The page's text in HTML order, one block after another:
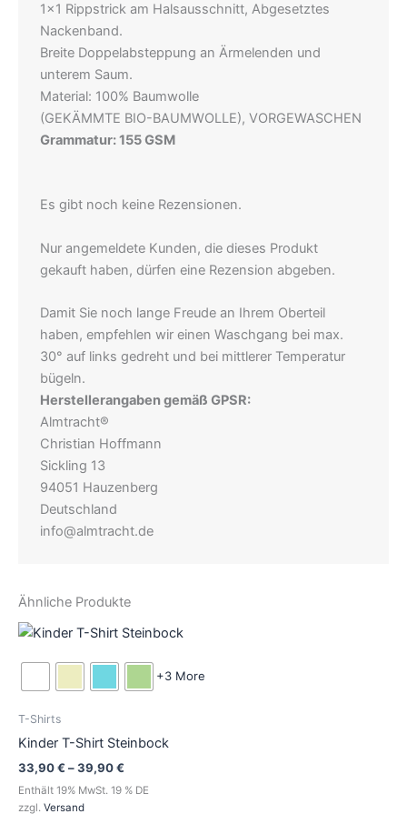
1×1 Rippstrick am Halsausschnitt, Abgesetztes
Nackenband.
Breite Doppelabsteppung an Ärmelenden und
unterem Saum.
Material: 100% Baumwolle
(GEKÄMMTE BIO-BAUMWOLLE), VORGEWASCHEN
Grammatur: 155 GSM
Es gibt noch keine Rezensionen.
Nur angemeldete Kunden, die dieses Produkt
gekauft haben, dürfen eine Rezension abgeben.
Damit Sie noch lange Freude an Ihrem Oberteil
haben, empfehlen wir einen Waschgang bei max.
30° auf links gedreht und bei mittlerer Temperatur
bügeln.
Herstellerangaben gemäß GPSR:
Almtracht®
Christian Hoffmann
Sickling 13
94051 Hauzenberg
Deutschland
info@almtracht.de
Ähnliche Produkte
+3 More
T-Shirts
Kinder T-Shirt Steinbock
33,90€ –39,90€
Preisspanne:
bis
39,90 €
Enthält 19% MwSt. 19 % DE
zzgl. Versand
weist